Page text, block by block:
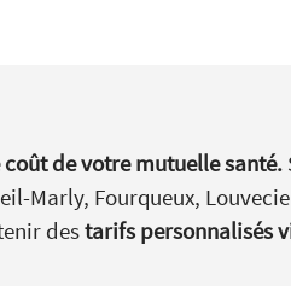
de votre mutuelle santé.
Marly, Fourqueux,
destarifs personnalisés